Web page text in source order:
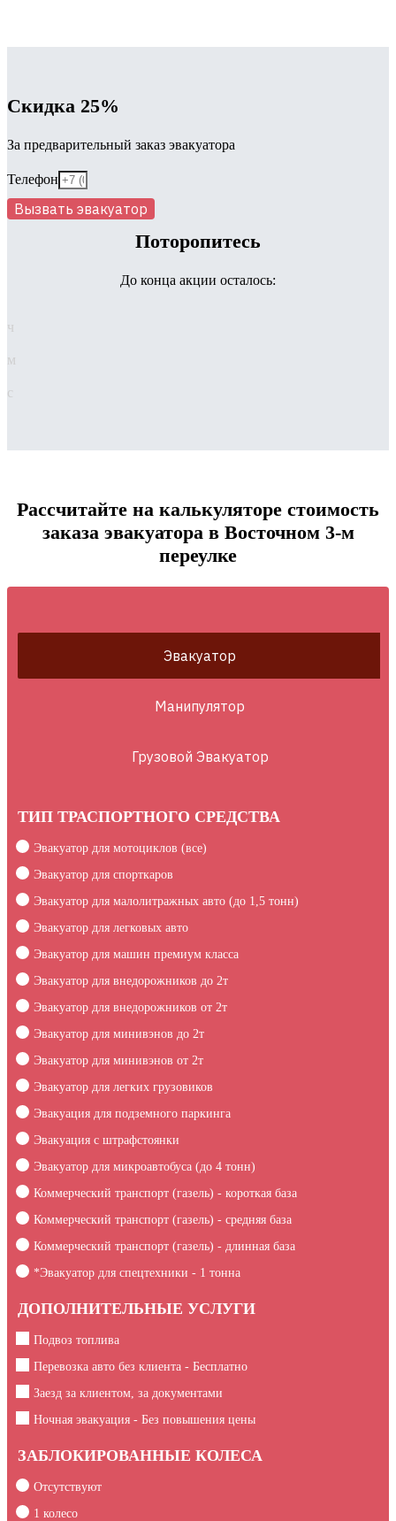
Скидка 25%
За предварительный заказ эвакуатора
Телефон
Вызвать эвакуатор
Поторопитесь
До конца акции осталось:
ч
м
с
Рассчитайте на калькуляторе стоимость
заказа эвакуатора в Восточном 3-м
переулке
Эвакуатор
Манипулятор
Грузовой Эвакуатор
ТИП ТРАСПОРТНОГО СРЕДСТВА
Эвакуатор для мотоциклов (все)
Эвакуатор для спорткаров
Эвакуатор для малолитражных авто (до 1,5 тонн)
Эвакуатор для легковых авто
Эвакуатор для машин премиум класса
Эвакуатор для внедорожников до 2т
Эвакуатор для внедорожников от 2т
Эвакуатор для минивэнов до 2т
Эвакуатор для минивэнов от 2т
Эвакуатор для легких грузовиков
Эвакуация для подземного паркинга
Эвакуация c штрафстоянки
Эвакуатор для микроавтобуса (до 4 тонн)
Коммерческий транспорт (газель) - короткая база
Коммерческий транспорт (газель) - средняя база
Коммерческий транспорт (газель) - длинная база
*Эвакуатор для спецтехники - 1 тонна
ДОПОЛНИТЕЛЬНЫЕ УСЛУГИ
Подвоз топлива
Перевозка авто без клиента - Бесплатно
Заезд за клиентом, за документами
Ночная эвакуация - Без повышения цены
ЗАБЛОКИРОВАННЫЕ КОЛЕСА
Отсутствуют
1 колесо